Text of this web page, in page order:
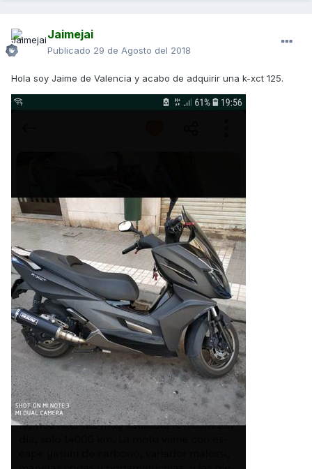
Jaimejai
Publicado 29 de Agosto del 2018
Hola soy Jaime de Valencia y acabo de adquirir una k-xct 125.